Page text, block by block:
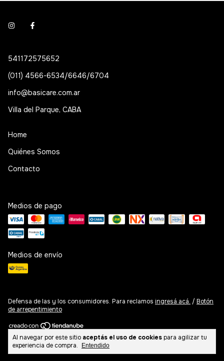
Al navegar por este sitio aceptás el uso de cookies para agilizar tu
experiencia de compra.
Entendido
541172575652
(011) 4566-6534/6646/6704
info@basicare.com.ar
Villa del Parque, CABA
Home
Quiénes Somos
Contacto
Medios de pago
Medios de envío
Defensa de las y los consumidores. Para reclamos ingresá acá. / Botón
de arrepentimiento
Copyright Basicare Argentina - 2026. Todos los derechos reservados.